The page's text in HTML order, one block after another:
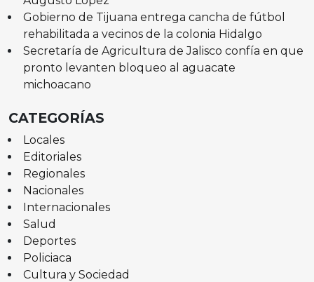
Gobierno de Tijuana entrega cancha de fútbol
rehabilitada a vecinos de la colonia Hidalgo
Secretaría de Agricultura de Jalisco confía en que
pronto levanten bloqueo al aguacate
michoacano
CATEGORÍAS
Locales
Editoriales
Regionales
Nacionales
Internacionales
Salud
Deportes
Policiaca
Cultura y Sociedad